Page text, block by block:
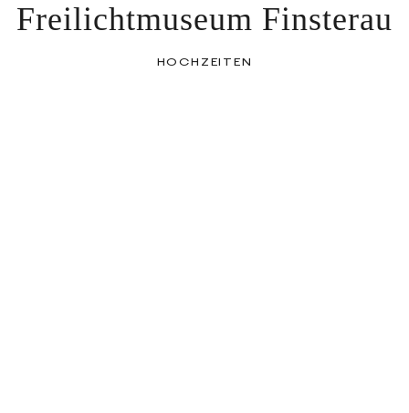
Freilichtmuseum Finsterau
HOCHZEITEN